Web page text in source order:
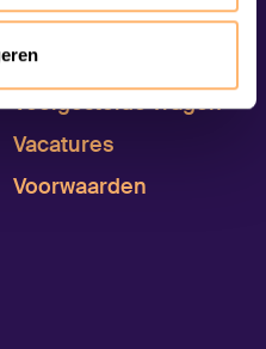
Contact
Veelgestelde vragen
Vacatures
Voorwaarden